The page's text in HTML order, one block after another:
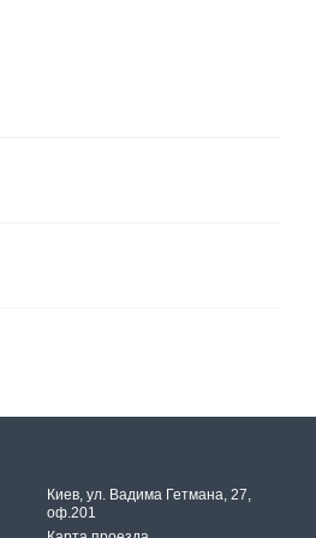
Киев, ул. Вадима Гетмана, 27,
оф.201